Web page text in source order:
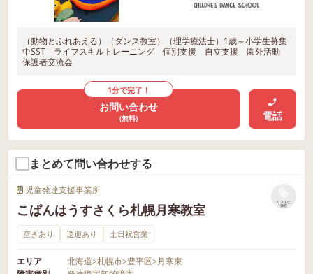
（動物とふれあえる）（ダンス教室）（理学療法士）1歳～小学生募集
中SST ライフスキルトレーニング 個別支援 自立支援 園外活動
保護者交流会
1分で完了！
お問い合わせ
(無料) 電話
まとめて問い合わせする
児童発達支援事業所
こぱんはうすさくら札幌月寒教室
リストに
保存
空きあり 送迎あり 土日祝営業
エリア 北海道>札幌市>豊平区>月寒東